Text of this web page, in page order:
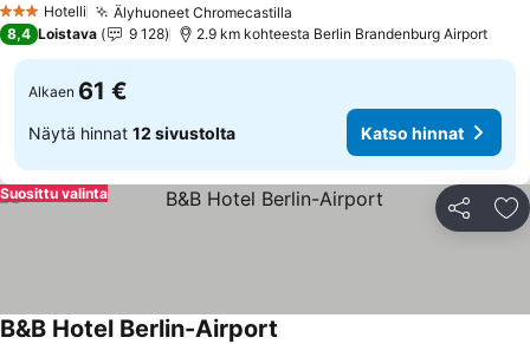
3 Tähtiluokitus
Hotelli Älyhuoneet Chromecastilla
8,4 Loistava 9 128 2.9 km kohteesta Berlin Brandenburg Airport
Alkaen 61 €
Näytä hinnat 12 sivustolta Katso hinnat
Jaa
Suosittu valinta
B&B Hotel Berlin-Airport